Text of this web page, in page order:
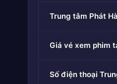
Trung tâm Phát
Giá vé xem phim
Số điện thoại